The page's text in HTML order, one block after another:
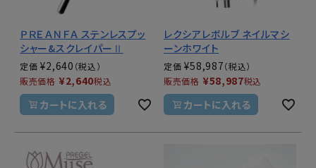
ＰＲＥＡＮＦＡ ステンレスプッ
シャー&スクレイパーⅡ
定価 ¥2,640
販売価格 ¥2,640税込
カートに入れる
レクシアレボルブ ネイルマシ
ーンホワイト
定価 ¥58,987
販売価格 ¥58,987税込
カートに入れる